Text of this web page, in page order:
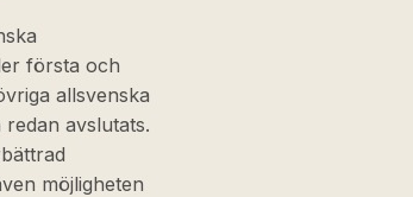
första och
allsvenska
avslutats.
möjligheten